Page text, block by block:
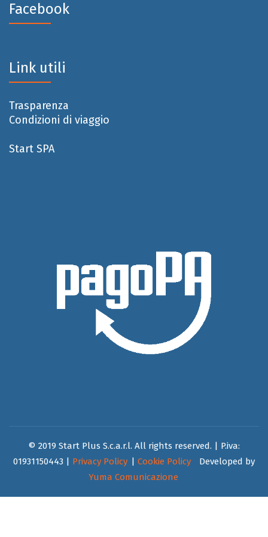
Facebook
Link utili
Trasparenza
Condizioni di viaggio
Start SPA
© 2019 Start Plus S.c.a.r.l. All rights reserved. | P.iva:
01931150443 | Privacy Policy | Cookie Policy
Developed by
Yuma Comunicazione